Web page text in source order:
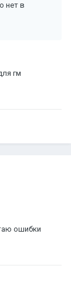
нет в
гм
ошибки